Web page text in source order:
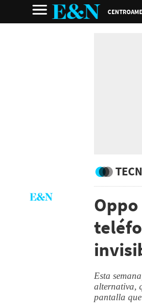
Esta
alternativa,
pantalla